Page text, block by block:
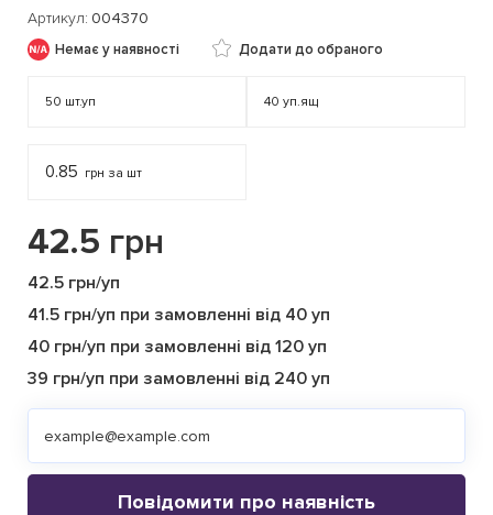
Артикул 004370
Немає у наявності Додати до обраного
50 шт.уп 40 уп.ящ
0.85 грн за шт
42.5 грн
42.5 грн/уп
41.5 грн/уп при замовленні від 40 уп
40 грн/уп при замовленні від 120 уп
39 грн/уп при замовленні від 240 уп
Повідомити про наявність